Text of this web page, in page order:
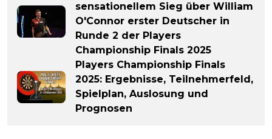
sensationellem Sieg über William
O'Connor erster Deutscher in
Runde 2 der Players
Championship Finals 2025
Players Championship Finals
2025: Ergebnisse, Teilnehmerfeld,
Spielplan, Auslosung und
Prognosen